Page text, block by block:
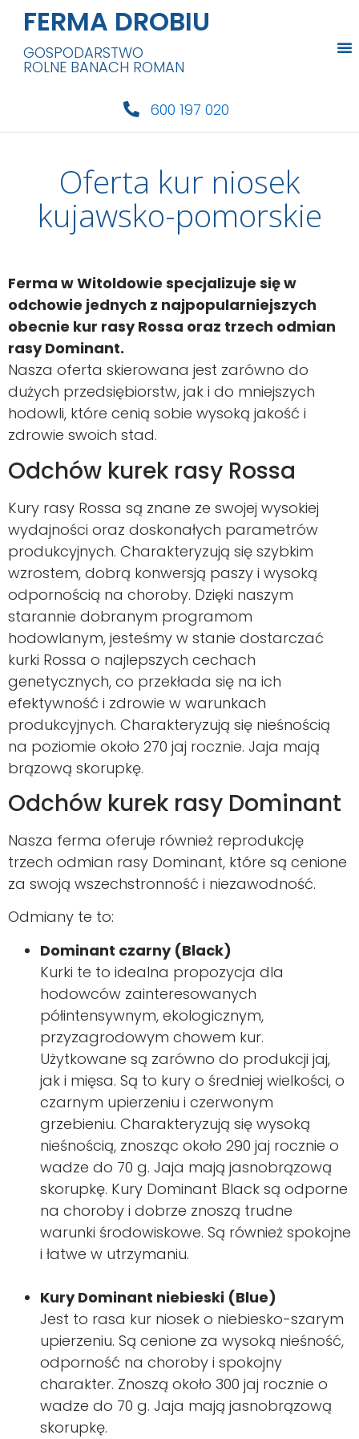
FERMA DROBIU
GOSPODARSTWO
ROLNE BANACH ROMAN
600 197 020
Oferta kur niosek
kujawsko-pomorskie
Ferma w Witoldowie specjalizuje się w
odchowie jednych z najpopularniejszych
obecnie kur rasy Rossa oraz trzech odmian
rasy Dominant.
Nasza oferta skierowana jest zarówno do
dużych przedsiębiorstw, jak i do mniejszych
hodowli, które cenią sobie wysoką jakość i
zdrowie swoich stad.
Odchów kurek rasy Rossa
Kury rasy Rossa są znane ze swojej wysokiej
wydajności oraz doskonałych parametrów
produkcyjnych. Charakteryzują się szybkim
wzrostem, dobrą konwersją paszy i wysoką
odpornością na choroby. Dzięki naszym
starannie dobranym programom
hodowlanym, jesteśmy w stanie dostarczać
kurki Rossa o najlepszych cechach
genetycznych, co przekłada się na ich
efektywność i zdrowie w warunkach
produkcyjnych. Charakteryzują się nieśnością
na poziomie około 270 jaj rocznie. Jaja mają
brązową skorupkę.
Odchów kurek rasy Dominant
Nasza ferma oferuje również reprodukcję
trzech odmian rasy Dominant, które są cenione
za swoją wszechstronność i niezawodność.
Odmiany te to:
Dominant czarny (Black)
Kurki te to idealna propozycja dla
hodowców zainteresowanych
półintensywnym, ekologicznym,
przyzagrodowym chowem kur.
Użytkowane są zarówno do produkcji jaj,
jak i mięsa. Są to kury o średniej wielkości, o
czarnym upierzeniu i czerwonym
grzebieniu. Charakteryzują się wysoką
nieśnością, znosząc około 290 jaj rocznie o
wadze do 70 g. Jaja mają jasnobrązową
skorupkę. Kury Dominant Black są odporne
na choroby i dobrze znoszą trudne
warunki środowiskowe. Są również spokojne
i łatwe w utrzymaniu.
Kury Dominant niebieski (Blue)
Jest to rasa kur niosek o niebiesko-szarym
upierzeniu. Są cenione za wysoką nieśność,
odporność na choroby i spokojny
charakter. Znoszą około 300 jaj rocznie o
wadze do 70 g. Jaja mają jasnobrązową
skorupkę.